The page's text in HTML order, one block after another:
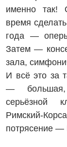
именно так!
время
года —
Затем —
зала,
И всё это за
—
серьёзной
Римский-
потрясение —